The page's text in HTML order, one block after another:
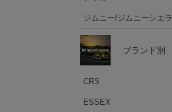
ジムニー/ジムニーシエラ
ブランド別
CRS
ESSEX